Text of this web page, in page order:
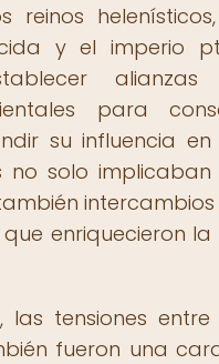
reinos
y el imperio
para
su influencia en
no solo
enriquecieron la
las tensiones
fueron una